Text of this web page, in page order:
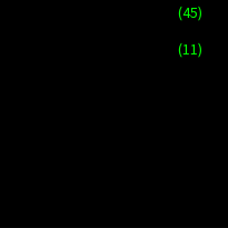
(45)
(11)